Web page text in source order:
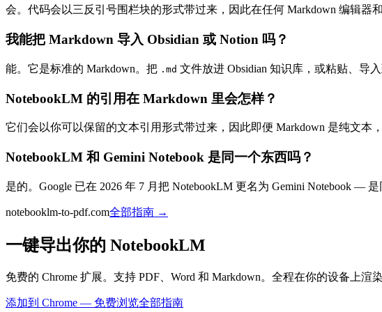
会。代码会以三反引号围栏块的形式带过来，因此在任何 Markdown 编辑器
我能把 Markdown 导入 Obsidian 或 Notion 吗？
能。它是标准的 Markdown。把 .md 文件放进 Obsidian 知识库，或粘贴、导
NotebookLM 的引用在 Markdown 里会怎样？
它们会以你可以保留的文本引用形式带过来，因此即便 Markdown 是纯文
NotebookLM 和 Gemini Notebook 是同一个东西吗？
是的。Google 已在 2026 年 7 月把 NotebookLM 更名为 Gemini Notebook —
notebooklm-to-pdf.com全部指南 →
一键导出你的 NotebookLM
免费的 Chrome 扩展。支持 PDF、Word 和 Markdown。全程在你的设备上渲
添加到 Chrome — 免费浏览全部指南